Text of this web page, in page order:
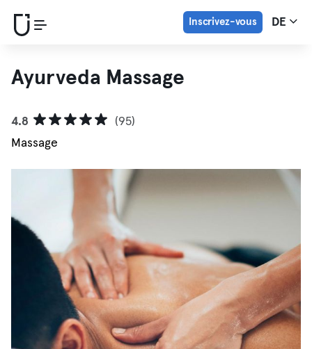
Inscrivez-vous DE
Ayurveda Massage
4.8
(95)
Massage